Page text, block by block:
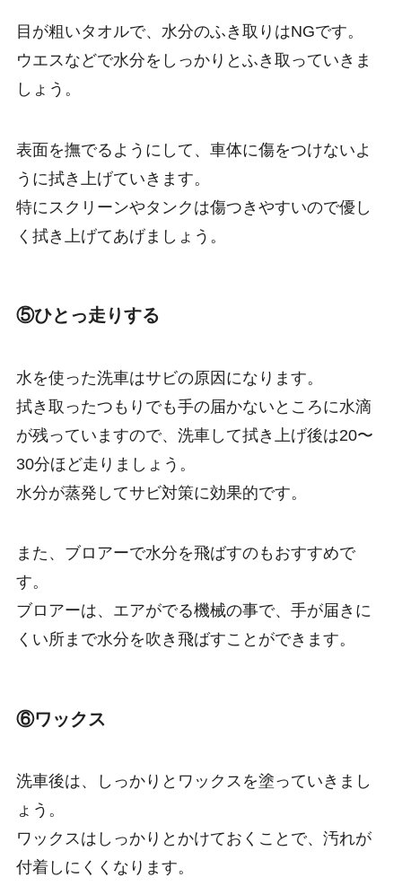
目が粗いタオルで、水分のふき取りはNGです。
ウエスなどで水分をしっかりとふき取っていきま
しょう。
表面を撫でるようにして、車体に傷をつけないよ
うに拭き上げていきます。
特にスクリーンやタンクは傷つきやすいので優し
く拭き上げてあげましょう。
⑤ひとっ走りする
水を使った洗車はサビの原因になります。
拭き取ったつもりでも手の届かないところに水滴
が残っていますので、洗車して拭き上げ後は20〜
30分ほど走りましょう。
水分が蒸発してサビ対策に効果的です。
また、ブロアーで水分を飛ばすのもおすすめで
す。
ブロアーは、エアがでる機械の事で、手が届きに
くい所まで水分を吹き飛ばすことができます。
⑥ワックス
洗車後は、しっかりとワックスを塗っていきまし
ょう。
ワックスはしっかりとかけておくことで、汚れが
付着しにくくなります。